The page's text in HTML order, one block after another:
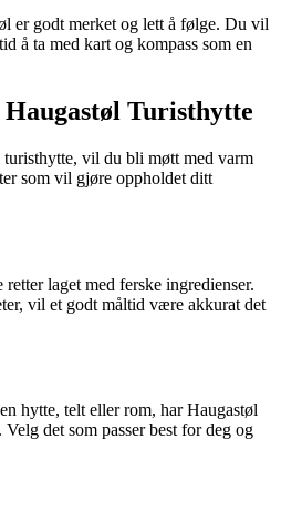
er godt merket og lett å følge. Du vil
å ta med kart og kompass som en
Turisthytte
vil du bli møtt med varm
som vil gjøre oppholdet ditt
laget med ferske ingredienser.
vil et godt måltid være akkurat det
hytte, telt eller rom, har Haugastøl
det som passer best for deg og